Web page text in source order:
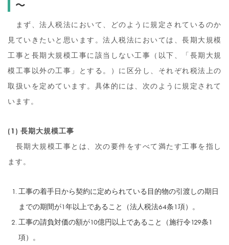
～
まず、法人税法において、どのように規定されているのか
見ていきたいと思います。法人税法においては、長期大規模
工事と長期大規模工事に該当しない工事（以下、「長期大規
模工事以外の工事」とする。）に区分し、それぞれ税法上の
取扱いを定めています。具体的には、次のように規定されて
います。
(1) 長期大規模工事
長期大規模工事とは、次の要件をすべて満たす工事を指し
ます。
工事の着手日から契約に定められている目的物の引渡しの期日
までの期間が1年以上であること（法人税法64条1項）。
工事の請負対価の額が10億円以上であること（施行令129条1
項）。